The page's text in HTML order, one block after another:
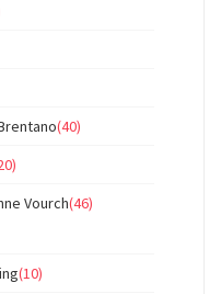
(40)
Vourch(46)
(10)